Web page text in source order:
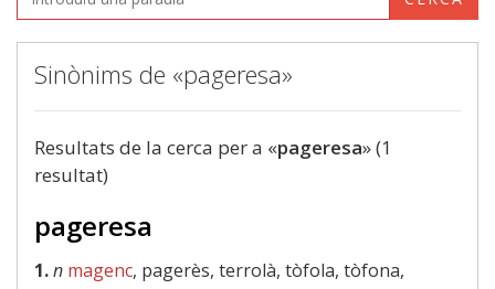
Sinònims de «pageresa»
Resultats de la cerca per a «pageresa» (1
resultat)
pageresa
1.n magenc, pagerès, terrolà, tòfola, tòfona,